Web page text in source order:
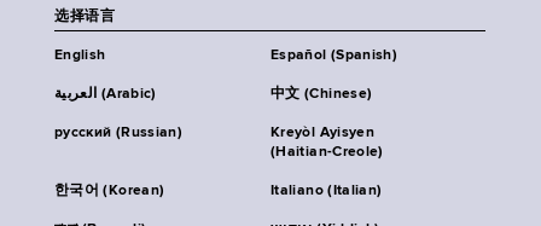
选择语言
English Español (Spanish)
العربية (Arabic) 中文 (Chinese)
русский (Russian)
Kreyòl Ayisyen
(Haitian-Creole)
한국어 (Korean) Italiano (Italian)